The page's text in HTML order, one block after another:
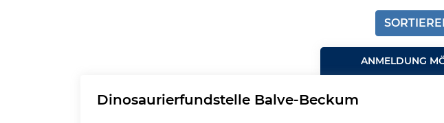
ANMELDUNG
Dinosaurierfundstelle Balve-Beckum